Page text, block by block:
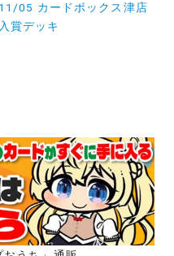
11/05 カードボックス津店
入賞デッキ